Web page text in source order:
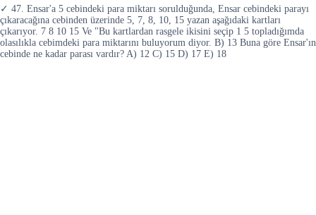
✓ 47. Ensar'a 5 cebindeki para miktarı sorulduğunda, Ensar cebindeki parayı
çıkaracağına cebinden üzerinde 5, 7, 8, 10, 15 yazan aşağıdaki kartları
çıkarıyor. 7 8 10 15 Ve "Bu kartlardan rasgele ikisini seçip 1 5 topladığımda
olasılıkla cebimdeki para miktarını buluyorum diyor. B) 13 Buna göre Ensar'ın
cebinde ne kadar parası vardır? A) 12 C) 15 D) 17 E) 18